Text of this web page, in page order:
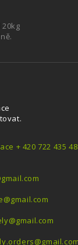
+ 420 722 435